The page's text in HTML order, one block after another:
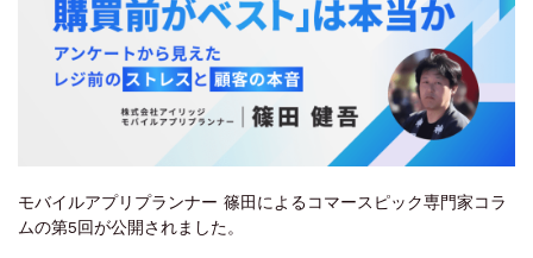
モバイルアプリプランナー 篠田によるコマースピック専門家コラ
ムの第5回が公開されました。